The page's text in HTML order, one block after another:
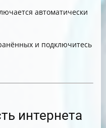
автоматически
и подключитесь
интернета